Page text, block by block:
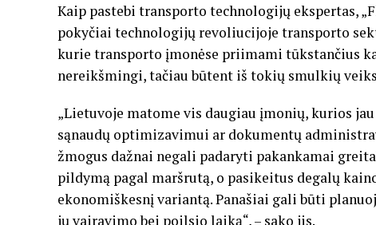
Kaip pastebi transporto technologijų ekspertas,
pokyčiai technologijų revoliucijoje transporto
kurie transporto įmonėse priimami tūkstančius
nereikšmingi, tačiau būtent iš tokių smulkių
„Lietuvoje matome vis daugiau įmonių, kurios
sąnaudų optimizavimui ar dokumentų
žmogus dažnai negali padaryti pakankamai
pildymą pagal maršrutą, o pasikeitus degalų
ekonomiškesnį variantą. Panašiai gali būti
jų vairavimo bei poilsio laiką“, – sako jis.